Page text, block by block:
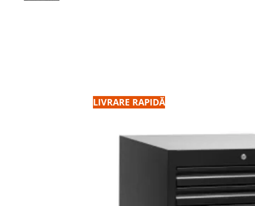
LIVRARE RAPIDĂ